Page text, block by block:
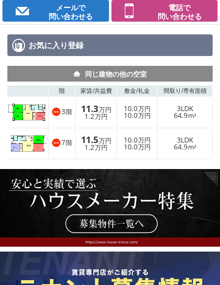
メールで
問い合わせる
電話で
問い合わせる
お気に入り登録
同じ建物の他の空室
階 家賃/共益費 敷金/礼金 間取り/専有面積
3階 11.3万円
1.2万円
10.0万円
10.0万円
3LDK
64.9m²
7階 11.5万円
1.2万円
10.0万円
10.0万円
3LDK
64.9m²